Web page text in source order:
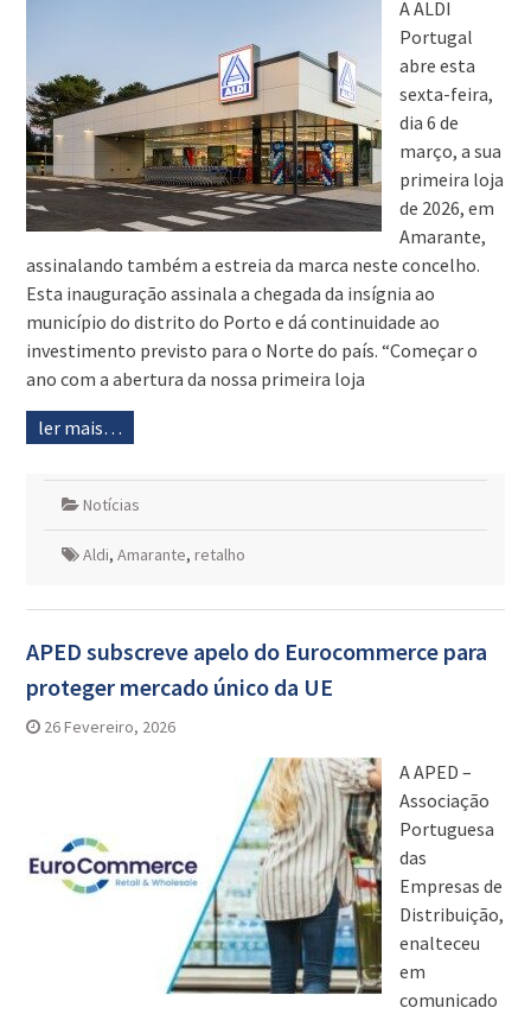
A ALDI
Portugal
abre esta
sexta-feira,
dia 6 de
março, a sua
primeira loja
de 2026, em
Amarante,
assinalando também a estreia da marca neste concelho.
Esta inauguração assinala a chegada da insígnia ao
município do distrito do Porto e dá continuidade ao
investimento previsto para o Norte do país. “Começar o
ano com a abertura da nossa primeira loja
ler mais…
Notícias
Aldi, Amarante, retalho
APED subscreve apelo do Eurocommerce para
proteger mercado único da UE
26 Fevereiro, 2026
A APED –
Associação
Portuguesa
das
Empresas de
Distribuição,
enalteceu
em
comunicado